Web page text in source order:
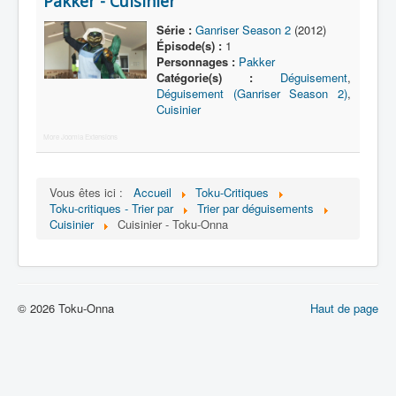
Série
Acteur
Transformation
Équipement
Mecha
Épisode
Série : Ganriser Season 2(2012)
Épisode(s) :1
Personnages : Pakker
Catégorie(s) :
Déguisement,
Déguisement (Ganriser Season 2),
Cuisinier
More Joomla Extensions
Vous êtes ici : Accueil
Toku-Critiques
Toku-critiques - Trier par
Trier par déguisements
Cuisinier
Cuisinier - Toku-Onna
Haut de page
© 2026 Toku-Onna